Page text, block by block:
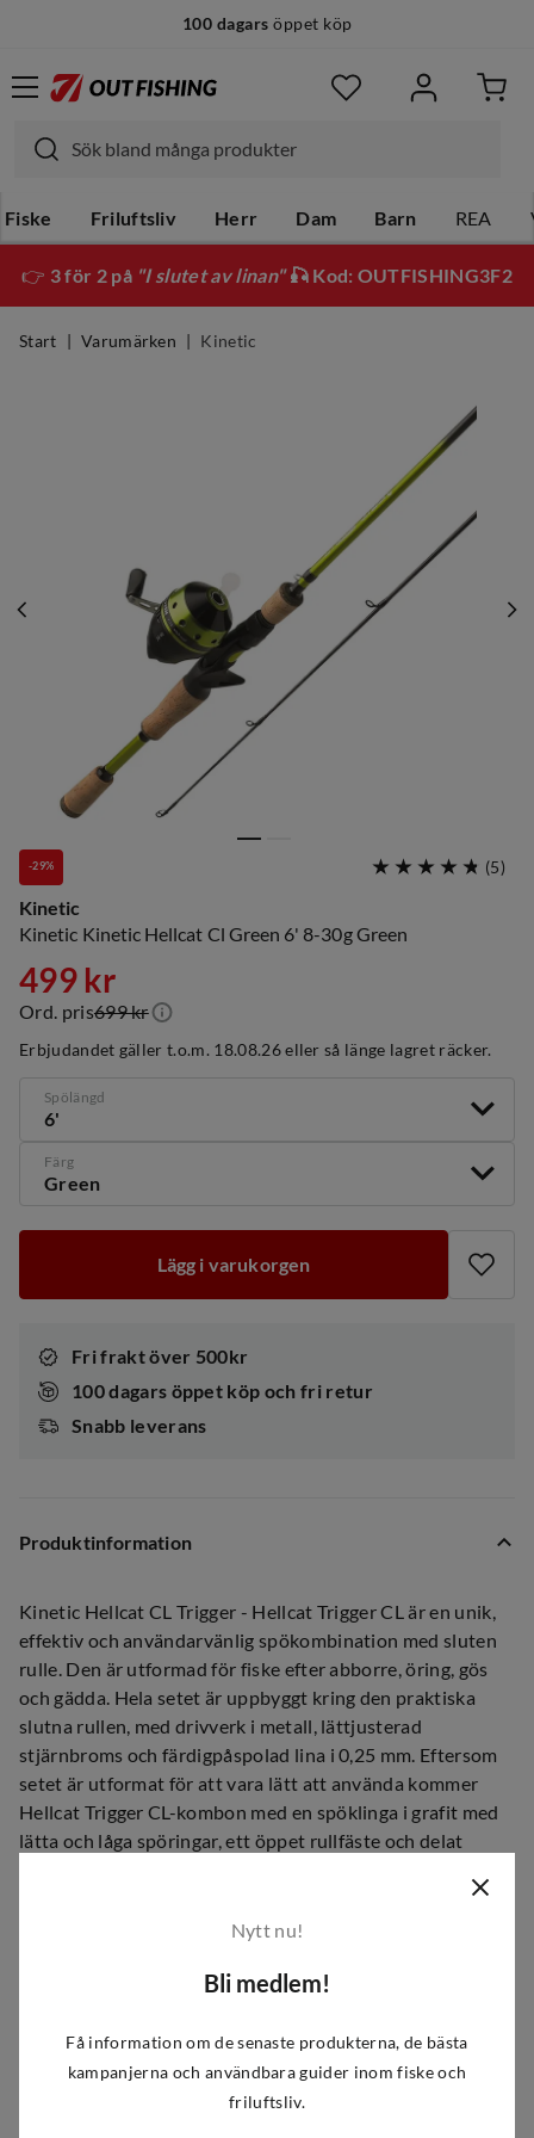
100 dagars öppet köp
Fiske Friluftsliv Herr Dam Barn REA
👉 3 för 2 på "I slutet av linan"🎣 Kod: OUTFISHING3F2
Start Varumärken Kinetic
-29% (5)
Kinetic
Kinetic Kinetic Hellcat Cl Green 6' 8-30g Green
discounted
price
499 kr
original
price
Ord. pris699 kr
Erbjudandet gäller t.o.m. 18.08.26 eller så länge lagret räcker.
Spölängd
6'
Färg
Green
Lägg i varukorgen
Fri frakt över 500kr
100 dagars öppet köp och fri retur
Snabb leverans
Produktinformation
Kinetic Hellcat CL Trigger - Hellcat Trigger CL är en unik,
effektiv och användarvänlig spökombination med sluten
rulle. Den är utformad för fiske efter abborre, öring, gös
och gädda. Hela setet är uppbyggt kring den praktiska
slutna rullen, med drivverk i metall, lättjusterad
stjärnbroms och färdigpåspolad lina i 0,25 mm. Eftersom
setet är utformat för att vara lätt att använda kommer
Hellcat Trigger CL-kombon med en spöklinga i grafit med
lätta och låga spöringar, ett öppet rullfäste och delat
2-delad spöklinga i grafit
Delat korkhandtag
Nytt nu!
Bli medlem!
Få information om de senaste produkterna, de bästa
kampanjerna och användbara guider inom fiske och
friluftsliv.